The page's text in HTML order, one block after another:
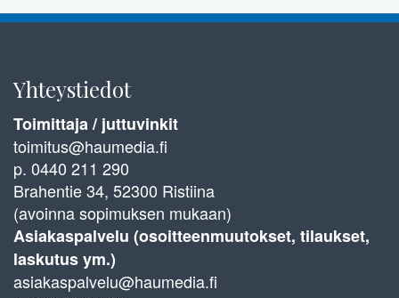
Yhteystiedot
Toimittaja / juttuvinkit
toimitus@haumedia.fi
p. 0440 211 290
Brahentie 34, 52300 Ristiina
(avoinna sopimuksen mukaan)
Asiakaspalvelu (osoitteenmuutokset, tilaukset,
laskutus ym.)
asiakaspalvelu@haumedia.fi